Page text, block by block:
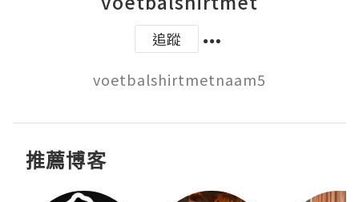
追蹤
推薦博客